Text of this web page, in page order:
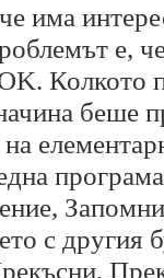
има
е,
Колкото
беше
с другия